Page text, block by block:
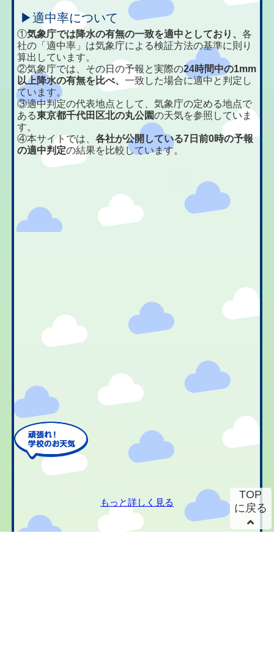
▶適中率について
①気象庁では降水の有無の一致を適中としており、各
社の「適中率」は気象庁による検証方法の基準に則り
算出しています。
②気象庁では、その日の予報と実際の24時間中の1mm
以上降水の有無を比べ、一致した場合に適中と判定し
ています。
③適中判定の代表地点として、気象庁の定める地点で
ある東京都千代田区北の丸公園の天気を参照していま
す。
④本サイトでは、各社が公開している7日前0時の予報
の適中判定の結果を比較しています。
もっと詳しく見る
TOP
に戻る